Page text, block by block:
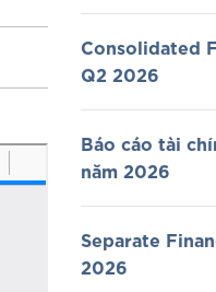
Consolidated
Q2 2026
Báo cáo tài
năm 2026
Separate
2026